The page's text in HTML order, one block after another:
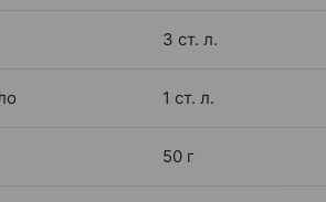
3 ст. л.
1 ст. л.
50 г